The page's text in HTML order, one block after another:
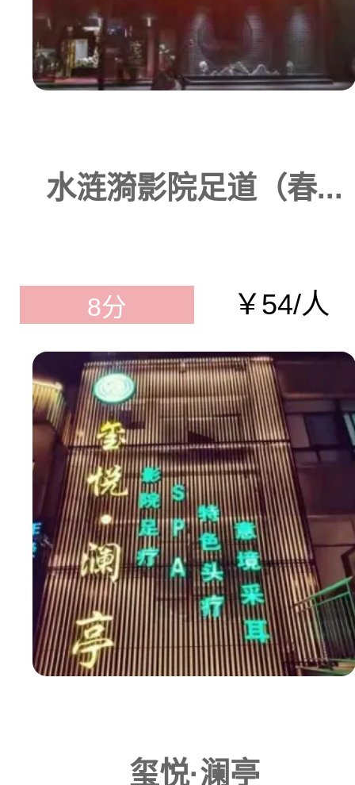
水涟漪影院足道（春...
8分 ￥54/人
玺悦·澜亭